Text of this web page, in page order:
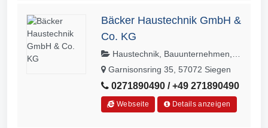
Bäcker Haustechnik GmbH &
Co. KG
Haustechnik, Bauunternehmen,
Heizungs- und Lüftungsbau,
Garnisonsring 35, 57072 Siegen
0271890490 / +49 271890490
Webseite Details anzeigen